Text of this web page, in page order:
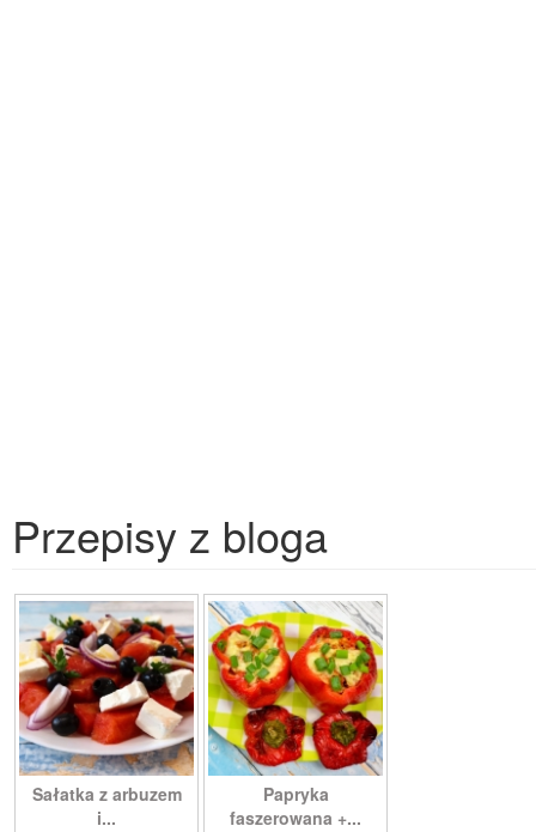
Przepisy z bloga
Sałatka z arbuzem
i...
Papryka
faszerowana +...